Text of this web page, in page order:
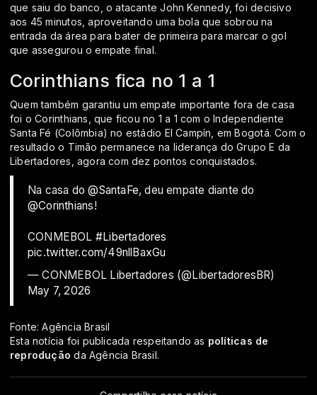
que saiu do banco, o atacante John Kennedy, foi decisivo
aos 45 minutos, aproveitando uma bola que sobrou na
entrada da área para bater de primeira para marcar o gol
que assegurou o empate final.
Corinthians fica no 1 a 1
Quem também garantiu um empate importante fora de casa
foi o Corinthians, que ficou no 1 a 1 com o Independiente
Santa Fé (Colômbia) no estádio El Campín, em Bogotá. Com o
resultado o Timão permanece na liderança do Grupo E da
Libertadores, agora com dez pontos conquistados.
Na casa do@SantaFe, deu empate diante do
@Corinthians!
CONMEBOL #Libertadores
pic.twitter.com/49nllBaxGu
— CONMEBOL Libertadores (@LibertadoresBR)
May 7, 2026
Fonte: Agência Brasil
Esta notícia foi publicada respeitando as políticas de
reprodução da Agência Brasil.